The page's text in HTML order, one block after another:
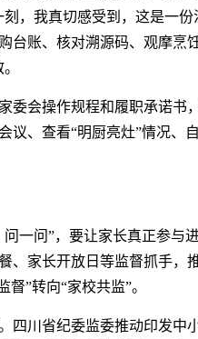
，我真切感受到，这是一
账、核对溯源码、观摩烹
委会操作规程和履职承诺书
议、查看“明厨亮灶”情况
一问”，要让家长真正参与
、家长开放日等监督抓手，
”转向“家校共监”。
四川省纪委监委推动印发中